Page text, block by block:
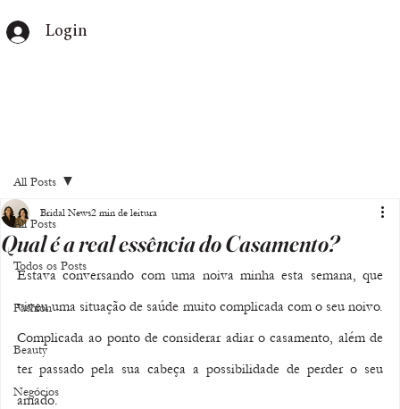
Login
All Posts
Todos os Posts
Fashion
Beauty
Negócios
All Posts
Qual é a real essência do Casamento?
Bridal News2 min de leitura
Estava conversando com uma noiva minha esta semana, que
viveu uma situação de saúde muito complicada com o seu noivo.
Complicada ao ponto de considerar adiar o casamento, além de
ter passado pela sua cabeça a possibilidade de perder o seu
amado.